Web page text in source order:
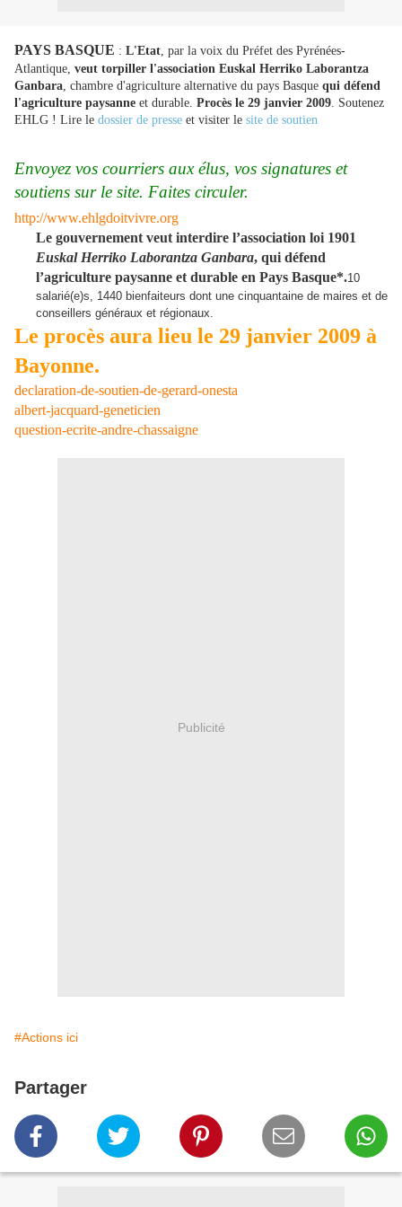
PAYS BASQUE : L'Etat, par la voix du Préfet des Pyrénées-
Atlantique, veut torpiller l'association Euskal Herriko Laborantza
Ganbara, chambre d'agriculture alternative du pays Basque qui défend
l'agriculture paysanne et durable. Procès le 29 janvier 2009. Soutenez
EHLG ! Lire le dossier de presse et visiter le site de soutien
Envoyez vos courriers aux élus, vos signatures et
soutiens sur le site. Faites circuler.
http://www.ehlgdoitvivre.org
Le gouvernement veut interdire l’association loi 1901
Euskal Herriko Laborantza Ganbara, qui défend
l’agriculture paysanne et durable en Pays Basque*.10
salarié(e)s, 1440 bienfaiteurs dont une cinquantaine de maires et de
conseillers généraux et régionaux.
Le procès aura lieu le 29 janvier 2009 à
Bayonne.
declaration-de-soutien-de-gerard-onesta
albert-jacquard-geneticien
question-ecrite-andre-chassaigne
Publicité
#Actions ici
Partager